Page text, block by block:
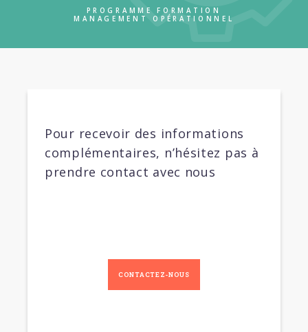
PROGRAMME FORMATION
MANAGEMENT OPÉRATIONNEL
Pour recevoir des informations
complémentaires, n’hésitez pas à
prendre contact avec nous
CONTACTEZ-NOUS